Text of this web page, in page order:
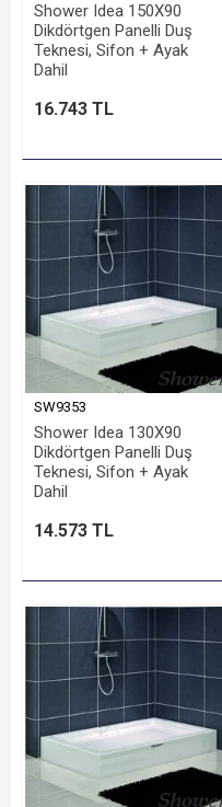
Shower Idea 150X90
Dikdörtgen Panelli Duş
Teknesi, Sifon + Ayak
Dahil
16.743 TL
SW9353
Shower Idea 130X90
Dikdörtgen Panelli Duş
Teknesi, Sifon + Ayak
Dahil
14.573 TL